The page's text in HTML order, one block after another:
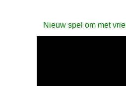
Nieuw spel om met